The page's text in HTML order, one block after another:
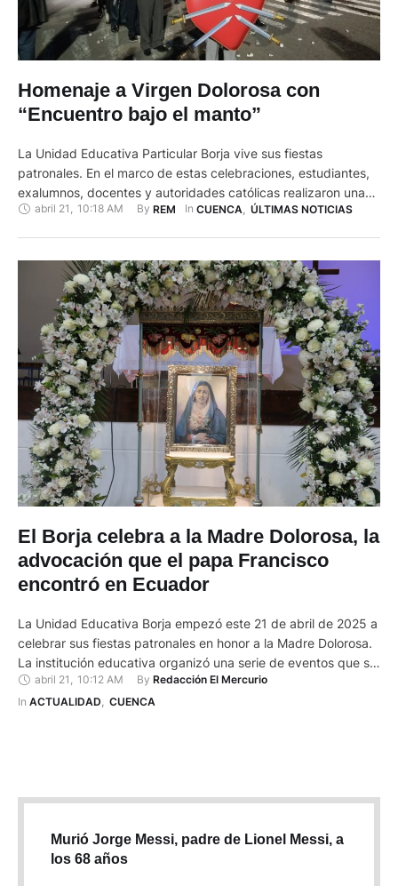
Homenaje a Virgen Dolorosa con
“Encuentro bajo el manto”
La Unidad Educativa Particular Borja vive sus fiestas
patronales. En el marco de estas celebraciones, estudiantes,
exalumnos, docentes y autoridades católicas realizaron una
eucaristía y una procesión por los 120 años del “prodigio de
abril 21 , 10:18 AM By REM In CUENCA ÚLTIMAS NOTICIAS
El Borja celebra a la Madre Dolorosa, la
advocación que el papa Francisco
encontró en Ecuador
La Unidad Educativa Borja empezó este 21 de abril de 2025 a
celebrar sus fiestas patronales en honor a la Madre Dolorosa.
La institución educativa organizó una serie de eventos que se
llevarán a cabo a lo largo de esta semana. Actividades
deportivas, educativas y religiosas forman parte de las fiestas
abril 21 10:12 AM By Redacción El Mercurio
In ACTUALIDAD, CUENCA
Murió Jorge Messi, padre de Lionel Messi, a
los 68 años